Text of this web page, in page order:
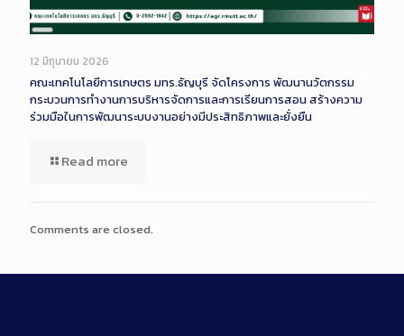
Long
Description
12 มิถุนายน 2026
คณะเทคโนโลยีการเกษตร มทร.ธัญบุรี จัดโครงการ พัฒนานวัตกรรม
กระบวนการทำงานการบริหารจัดการและการเรียนการสอน สร้างความ
ร่วมมือในการพัฒนาระบบงานอย่างมีประสิทธิภาพและยั่งยืน
Read more
Comments are closed.